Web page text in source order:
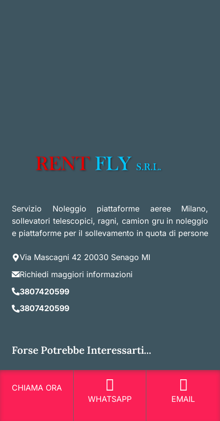
Servizio Noleggio piattaforme aeree Milano,
sollevatori telescopici, ragni, camion gru in noleggio
e piattaforme per il sollevamento in quota di persone
Via Mascagni 42 20030 Senago MI
Richiedi maggiori informazioni
3807420599
3807420599
Forse Potrebbe Interessarti...
Noleggio Piattaforme Autocarrate Viale Jenner
Milano
CHIAMA ORA
WHATSAPP
EMAIL